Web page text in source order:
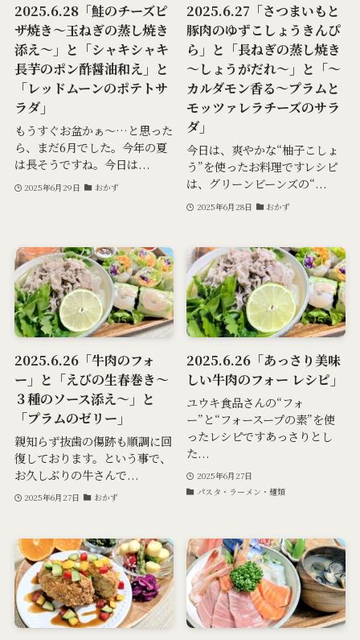
2025.6.28「鮭のチーズピ
ザ焼き～玉ねぎの蒸し焼き
添え～」と「シャキシャキ
長芋のポン酢醤油和え」と
「レッドムーンのポテトサ
ラダ」
もうすぐお盆かぁ～…と思った
ら、まだ6月でした。今年の夏
は長そうですね。今日は...
2025年6月29日 おかず
2025.6.27「さつまいもと
豚肉のゆずこしょうきんぴ
ら」と「長ねぎの蒸し焼き
～しょうがだれ～」と「～
カルダモン香る～プラムと
モッツァレラチーズのサラ
ダ」
今日は、爽やかな“柚子こしょ
う”を使ったお料理ですレシピ
は、グリーンビーンズの“...
2025年6月28日 おかず
2025.6.26「牛肉のフォ
ー」と「えびの生春巻き～
３種のソース添え～」と
「プラムのゼリー」
親知らず抜歯の傷跡も順調に回
復しております。という事で、
お久しぶりの牛さんで...
2025年6月27日 おかず
2025.6.26「あっさり美味
しい牛肉のフォー レシピ」
ユウキ食品さんの“フォ
ー”と“フォースープの素”を使
ったレシピですあっさりとし
た...
2025年6月27日
パスタ・ラーメン・麺類